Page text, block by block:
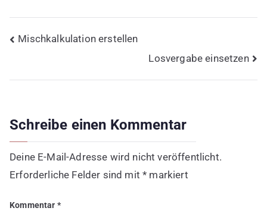
Beitragsnavigation
Mischkalkulation erstellen
Losvergabe einsetzen
Schreibe einen Kommentar
Deine E-Mail-Adresse wird nicht veröffentlicht.
Erforderliche Felder sind mit* markiert
Kommentar *